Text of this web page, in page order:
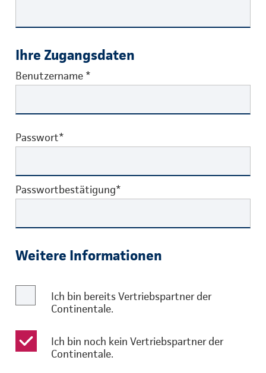
Ihre Zugangsdaten
Benutzername *
Passwort*
Passwortbestätigung*
Weitere Informationen
Ich bin bereits Vertriebspartner der
Continentale.
Ich bin noch kein Vertriebspartner der
Continentale.